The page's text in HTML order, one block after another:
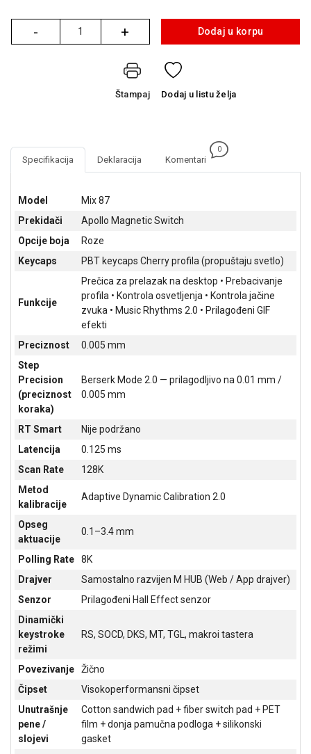
SIGURNOSNA
OPREMA
KABLOVI I
KANCELARIJSKI
SVE
ŠKOLSKI
PRIBOR
BICIKLE
FITNES
ALAT I
BAŠTA
OUTLET
KRIPTO
IGRAČKE
-
Količina + Dodaj u korpu
Štampaj Dodaj u listu želja
Specifikacija Deklaracija Komentari
0
Model
Mix 87
Prekidači
Apollo Magnetic Switch
Opcije boja
Roze
Keycaps
PBT keycaps Cherry profila (propuštaju svetlo)
Funkcije
Prečica za prelazak na desktop • Prebacivanje
profila • Kontrola osvetljenja • Kontrola jačine
zvuka • Music Rhythms 2.0 • Prilagođeni GIF
efekti
Preciznost
0.005 mm
Step
Precision
(preciznost
koraka)
Berserk Mode 2.0 — prilagodljivo na 0.01 mm /
0.005 mm
RT Smart
Nije podržano
Latencija
0.125 ms
Scan Rate
128K
Metod
kalibracije
Adaptive Dynamic Calibration 2.0
Opseg
aktuacije
0.1–3.4 mm
Polling Rate
8K
Drajver
Samostalno razvijen M HUB (Web / App drajver)
Senzor
Prilagođeni Hall Effect senzor
Dinamički
keystroke
režimi
RS, SOCD, DKS, MT, TGL, makroi tastera
Povezivanje
Žično
Čipset
Visokoperformansni čipset
Unutrašnje
pene /
slojevi
Cotton sandwich pad + fiber switch pad + PET
film + donja pamučna podloga + silikonski
gasket